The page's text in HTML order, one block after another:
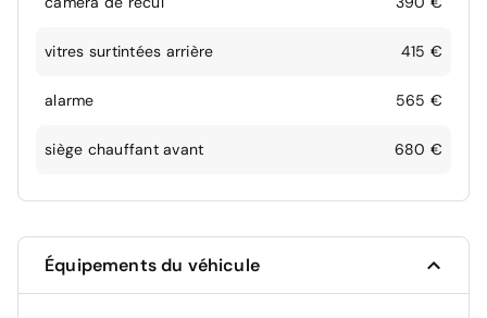
vitres surtintées arrière 415 €
alarme 565 €
siège chauffant avant 680 €
Équipements du véhicule